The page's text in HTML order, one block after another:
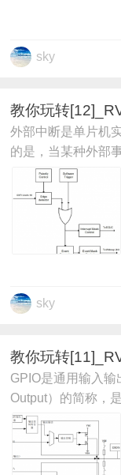
sky
教你玩转
外部中断是单片机
的是，当某种外部
sky
教你玩转
GPIO是通用输入
Output）的简称，